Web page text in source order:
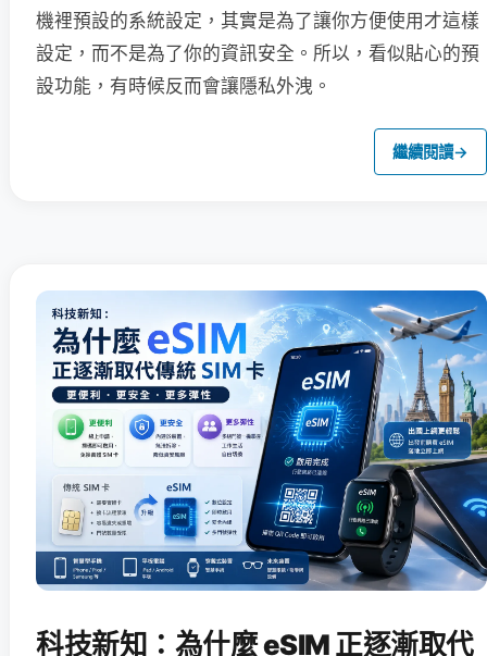
機裡預設的系統設定，其實是為了讓你方便使用才這樣
設定，而不是為了你的資訊安全。所以，看似貼心的預
設功能，有時候反而會讓隱私外洩。
繼續閱讀→
科技新知：為什麼 eSIM 正逐漸取代